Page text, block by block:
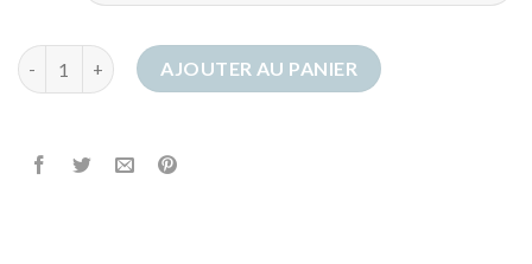
quantité de pantoufle pour femme
AJOUTER AU PANIER